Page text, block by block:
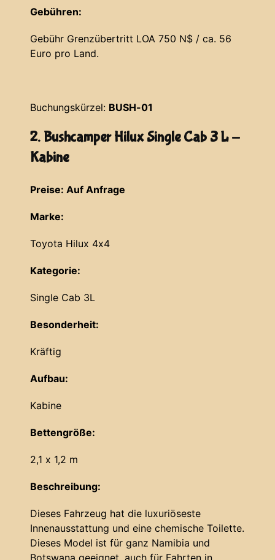
Gebühren:
Gebühr Grenzübertritt LOA 750 N$ / ca. 56
Euro pro Land.
Buchungskürzel: BUSH-01
2. Bushcamper Hilux Single Cab 3 L -
Kabine
Preise: Auf Anfrage
Marke:
Toyota Hilux 4x4
Kategorie:
Single Cab 3L
Besonderheit:
Kräftig
Aufbau:
Kabine
Bettengröße:
2,1 x 1,2 m
Beschreibung:
Dieses Fahrzeug hat die luxuriöseste
Innenausstattung und eine chemische Toilette.
Dieses Model ist für ganz Namibia und